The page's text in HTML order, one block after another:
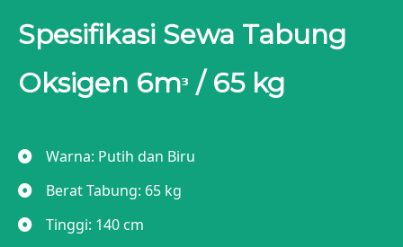
Spesifikasi Sewa Tabung
Oksigen 6mᶟ / 65 kg
Warna: Putih dan Biru
Berat Tabung: 65 kg
Tinggi: 140 cm